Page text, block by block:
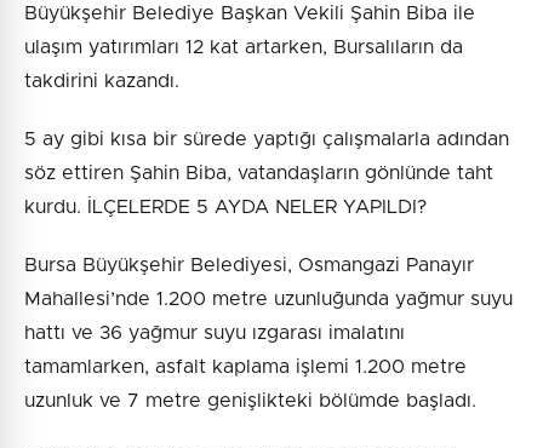
Büyükşehir Belediye Başkan Vekili Şahin Biba ile
ulaşım yatırımları 12 kat artarken, Bursalıların da
takdirini kazandı.
5 ay gibi kısa bir sürede yaptığı çalışmalarla adından
söz ettiren Şahin Biba, vatandaşların gönlünde taht
kurdu. İLÇELERDE 5 AYDA NELER YAPILDI?
Bursa Büyükşehir Belediyesi, Osmangazi Panayır
Mahallesi’nde 1.200 metre uzunluğunda yağmur suyu
hattı ve 36 yağmur suyu ızgarası imalatını
tamamlarken, asfalt kaplama işlemi 1.200 metre
uzunluk ve 7 metre genişlikteki bölümde başladı.